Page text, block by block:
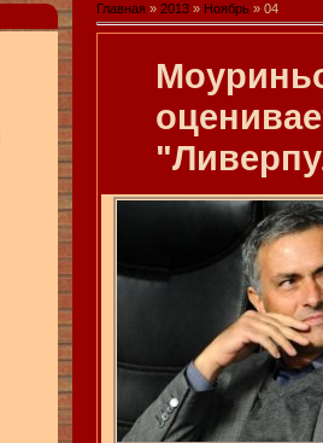
Главная » 2013 » Ноябрь » 04